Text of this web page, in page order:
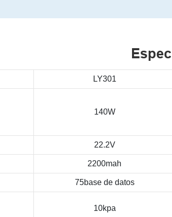
LY301
140W
22.2V
2200mah
75base de datos
10kpa